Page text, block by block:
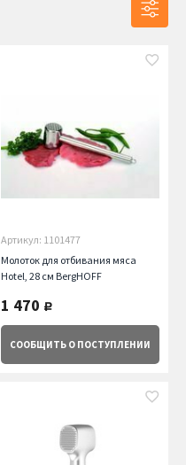
Артикул: 1101477
Молоток для отбивания мяса
Hotel, 28 см BergHOFF
1 470 руб.
СООБЩИТЬ О ПОСТУПЛЕНИИ